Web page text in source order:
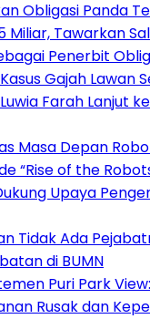
Obligasi Panda
Miliar, Tawarkan
Penerbit
Gajah Lawan
Farah Lanjut
Masa Depan
“Rise of the
Upaya
Tidak Ada
di BUMN
Puri Park
Rusak dan